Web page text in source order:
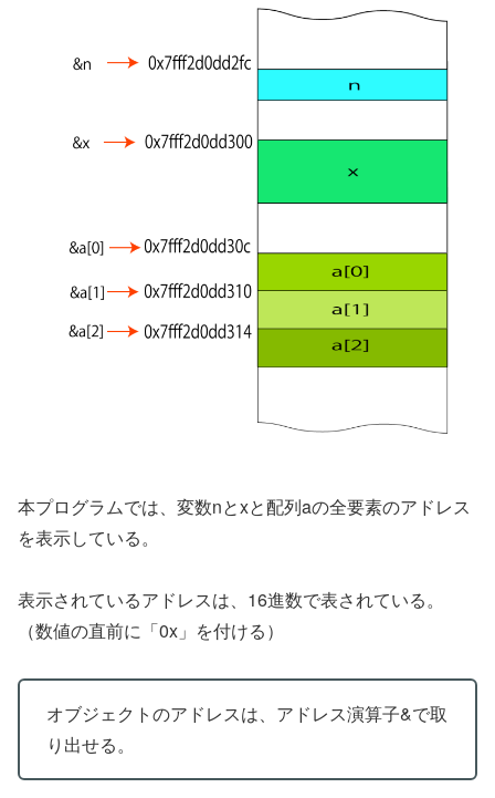
本プログラムでは、変数nとxと配列aの全要素のアドレス
を表示している。
表示されているアドレスは、16進数で表されている。
（数値の直前に「0x」を付ける）
オブジェクトのアドレスは、アドレス演算子&で取
り出せる。